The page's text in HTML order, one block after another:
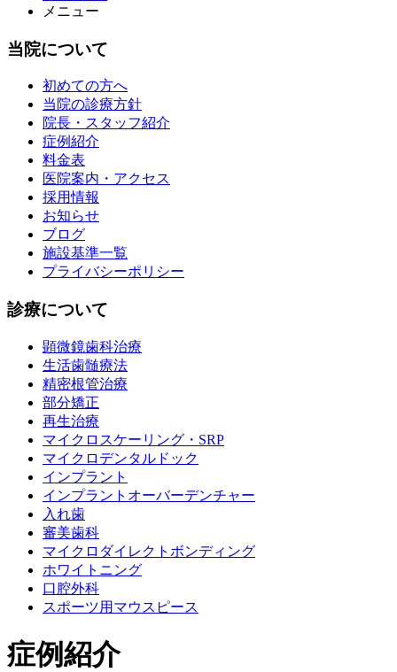
メニュー
当院について
初めての方へ
当院の診療方針
院長・スタッフ紹介
症例紹介
料金表
医院案内・アクセス
採用情報
お知らせ
ブログ
施設基準一覧
プライバシーポリシー
診療について
顕微鏡歯科治療
生活歯髄療法
精密根管治療
部分矯正
再生治療
マイクロスケーリング・SRP
マイクロデンタルドック
インプラント
インプラントオーバーデンチャー
入れ歯
審美歯科
マイクロダイレクトボンディング
ホワイトニング
口腔外科
スポーツ用マウスピース
症例紹介